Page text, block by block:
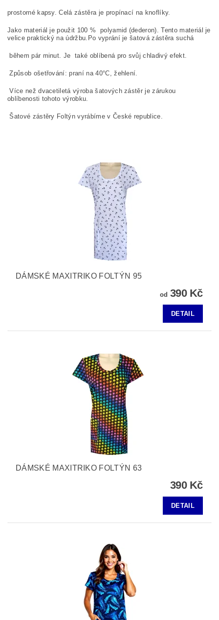
prostorné kapsy.Celá zástěra je propínací na knoflíky.
Jako materiál je použit 100 % polyamid (dederon).Tento materiál je
velice praktický na údržbu. Po vyprání je šatová zástěra suchá
během pár minut. Je také oblíbená pro svůj chladivý efekt.
Způsob ošetřování: praní na 40°C, žehlení.
Více než dvacetiletá výroba šatových zástěr je zárukou
oblíbenosti tohoto výrobku.
Šatové zástěry Foltýn vyrábíme v České republice.
DÁMSKÉ MAXITRIKO FOLTÝN 95
od 390 Kč
DETAIL
DÁMSKÉ MAXITRIKO FOLTÝN 63
390 Kč
DETAIL